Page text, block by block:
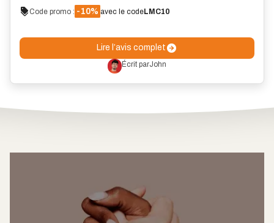
Code promo : -10% avec le codeLMC10
Lire l’avis complet
Écrit parJohn